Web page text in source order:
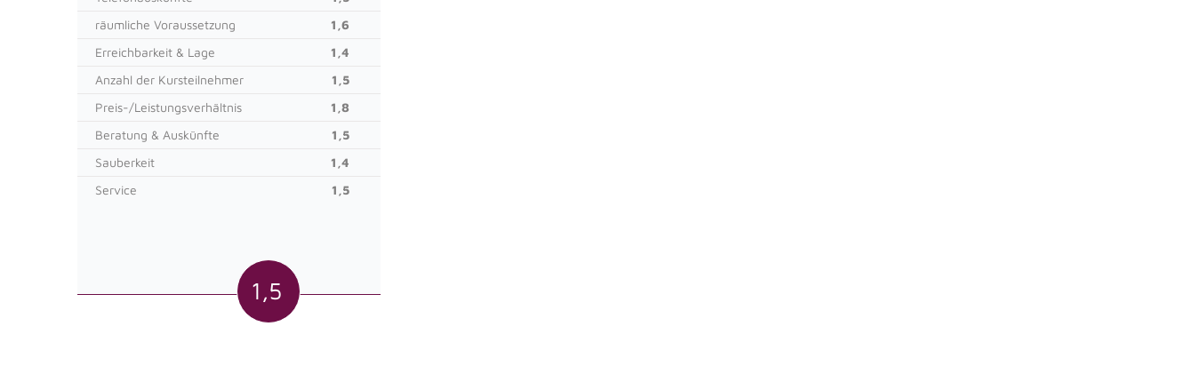
räumliche Voraussetzung
1,6
Erreichbarkeit & Lage
1,4
Anzahl der Kursteilnehmer
1,5
Preis-/Leistungsverhältnis
1,8
Beratung & Auskünfte
1,5
Sauberkeit
1,4
Service
1,5
1,5